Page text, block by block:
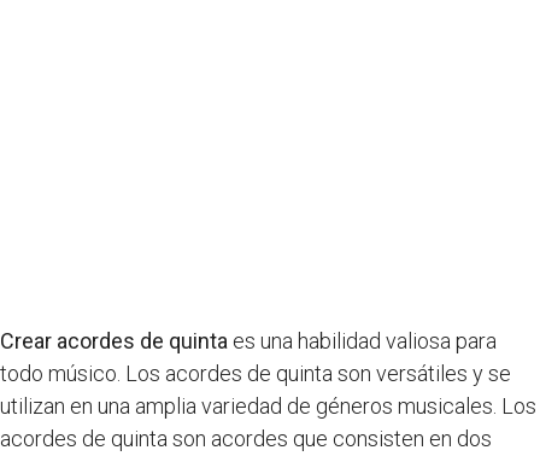
Crear acordes de quinta es una habilidad valiosa para
todo músico. Los acordes de quinta son versátiles y se
utilizan en una amplia variedad de géneros musicales. Los
acordes de quinta son acordes que consisten en dos